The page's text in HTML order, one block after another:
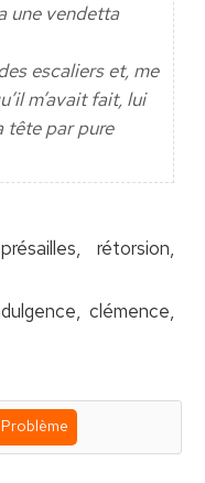
une vendetta
escaliers et, me
m’avait fait, lui
tête par pure
rétorsion,
clémence,
Problème